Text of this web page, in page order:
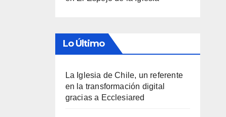
Lo Último
La Iglesia de Chile, un referente
en la transformación digital
gracias a Ecclesiared